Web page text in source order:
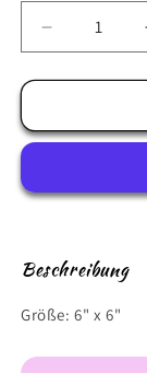
Verringere
die
Menge
Snow
Beschreibung
Größe: 6" x 6"